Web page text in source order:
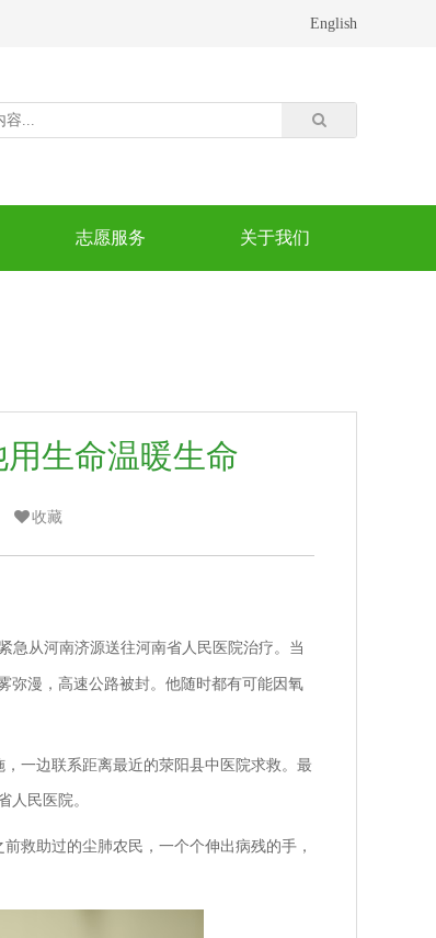
English
志愿服务 关于我们
生命温暖生命
收藏
急从河南济源送往河南省人民医院治疗。当
弥漫，高速公路被封。他随时都有可能因氧
一边联系距离最近的荥阳县中医院求救。 最
人民医院。
救助过的尘肺农民，一个个伸出病残的手，